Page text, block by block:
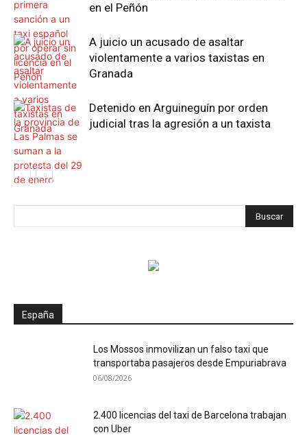
en el Peñón
A juicio un acusado de asaltar
violentamente a varios taxistas en
Granada
Detenido en Arguineguín por orden
judicial tras la agresión a un taxista
España
Los Mossos inmovilizan un falso taxi que
transportaba pasajeros desde Empuriabrava
06/08/2026
2.400 licencias del taxi de Barcelona trabajan
con Uber